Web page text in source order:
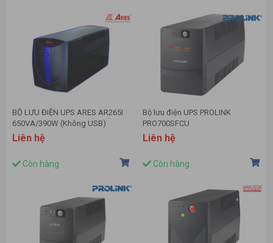
BỘ LƯU ĐIỆN UPS ARES AR265I
650VA/390W (Không USB)
Liên hệ
Còn hàng
Bộ lưu điện UPS PROLINK
PRO700SFCU
(650VA/360W/USB)
Liên hệ
Còn hàng